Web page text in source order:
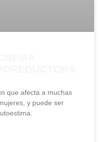
que afecta a muchas
y puede ser